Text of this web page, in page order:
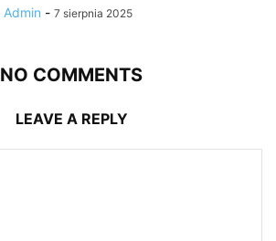
Admin - 7 sierpnia 2025
NO COMMENTS
LEAVE A REPLY